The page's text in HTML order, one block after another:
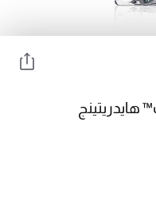
هايدريتينج